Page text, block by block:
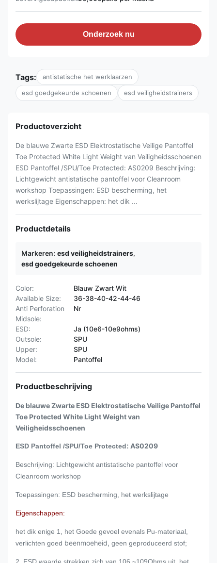
Onderzoek nu
Tags: antistatische het werklaarzen
esd goedgekeurde schoenen esd veiligheidstrainers
Productoverzicht
De blauwe Zwarte ESD Elektrostatische Veilige Pantoffel
Toe Protected White Light Weight van Veiligheidsschoenen
ESD Pantoffel /SPU/Toe Protected: AS0209 Beschrijving:
Lichtgewicht antistatische pantoffel voor Cleanroom
workshop Toepassingen: ESD bescherming, het
werkslijtage Eigenschappen: het dik ...
Productdetails
Markeren: esd veiligheidstrainers,
esd goedgekeurde schoenen
Color:
Blauw Zwart Wit
Available Size:
36-38-40-42-44-46
Anti Perforation
Midsole:
Nr
ESD:
Ja (10e6-10e9ohms)
Outsole:
SPU
Upper:
SPU
Model:
Pantoffel
Productbeschrijving
De blauwe Zwarte ESD Elektrostatische Veilige Pantoffel
Toe Protected White Light Weight van
Veiligheidsschoenen
ESD Pantoffel /SPU/Toe Protected: AS0209
Beschrijving: Lichtgewicht antistatische pantoffel voor
Cleanroom workshop
Toepassingen: ESD bescherming, het werkslijtage
Eigenschappen:
het dik enige 1, het Goede gevoel evenals Pu-materiaal,
verlichten goed beenmoeheid, geen geproduceerd stof;